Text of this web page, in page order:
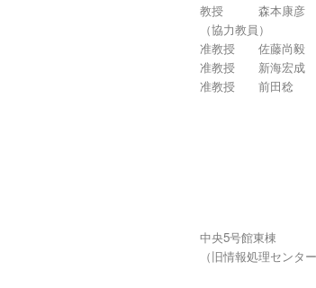
教授 森本康彦
（協力教員）
准教授 佐藤尚毅
准教授 新海宏成
准教授 前田稔
中央5号館東棟
（旧情報処理センター